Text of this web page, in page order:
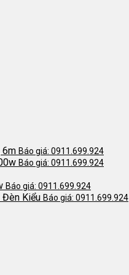
6m Báo giá: 0911.699.924
Báo giá: 0911.699.924
Báo giá: 0911.699.924
Đèn Kiểu Báo giá: 0911.699.924